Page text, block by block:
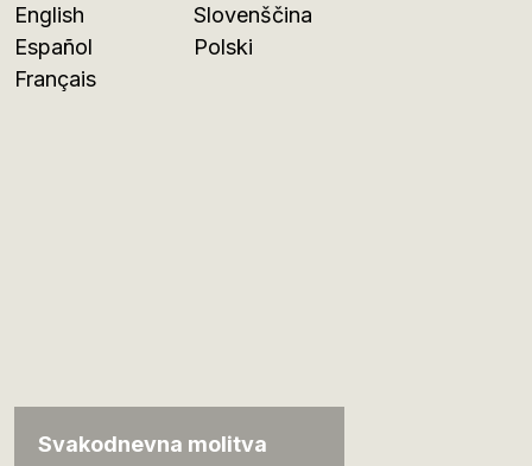
English
Español
Français
Slovenščina
Polski
Svakodnevna molitva